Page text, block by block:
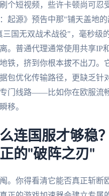
个短视频，些许卡顿尚可忍
起源》预告中那"铺天盖地
三国无双战术战役"，毫秒级
。普通代理通常使用共享IP
铁，挤到你根本拔不出刀。
包优化传输路径，更缺乏针
专门线路——比如你在欧服流
移。
连国服才够稳
的"破阵之刃"
。你得看清它能否真正斩断